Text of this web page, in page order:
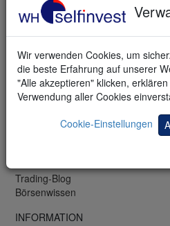
Wir verwenden Cookies, um
die beste Erfahrung auf unserer
"Alle akzeptieren" klicken,
Verwendung aller Cookies
Cookie-Einstellungen
TELEFON & FAX
DE: +49 (0)69 271 39 78-0
LU: +352 42 80 42 83
CH: +41 44 350 42 42
Fax: +49 (0)69 271 39 78-99
KOSTENLOS
Trading-Bibliothek
Trading-Blog
Börsenwissen
INFORMATION